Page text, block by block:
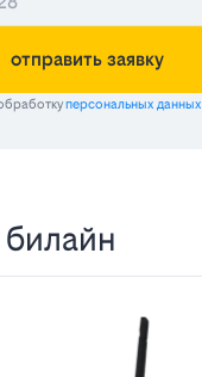
отправить заявку
персональных данных